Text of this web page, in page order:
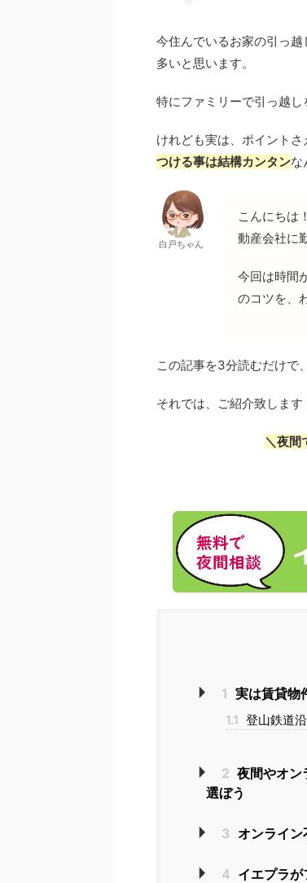
今住んでいるお家の引っ
多いと思います。
特にファミリーで引っ越し
けれども実は、ポイントさ
つける事は結構カンタンな
白戸ちゃん
こんにちは
動産会社に
今回は時間
のコツを、
この記事を3分読むだけで
それでは、ご紹介致します
＼夜間
1 実は賃貸物
1.1 登山鉄道
2 夜間やオン
選ぼう
3 オンライ
4 イエプラ